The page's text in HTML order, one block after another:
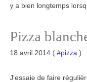
y a bien longtemps
Pizza
18 avril 2014 ( #pizza )
J'essaie de faire